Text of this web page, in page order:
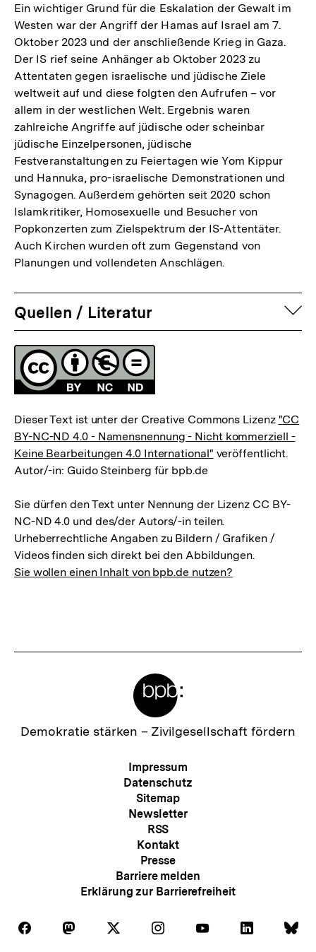
Ein wichtiger Grund für die Eskalation der Gewalt im
Westen war der Angriff der Hamas auf Israel am 7.
Oktober 2023 und der anschließende Krieg in Gaza.
Der IS rief seine Anhänger ab Oktober 2023 zu
Attentaten gegen israelische und jüdische Ziele
weltweit auf und diese folgten den Aufrufen – vor
allem in der westlichen Welt. Ergebnis waren
zahlreiche Angriffe auf jüdische oder scheinbar
jüdische Einzelpersonen, jüdische
Festveranstaltungen zu Feiertagen wie Yom Kippur
und Hannuka, pro-israelische Demonstrationen und
Synagogen. Außerdem gehörten seit 2020 schon
Islamkritiker, Homosexuelle und Besucher von
Popkonzerten zum Zielspektrum der IS-Attentäter.
Auch Kirchen wurden oft zum Gegenstand von
Planungen und vollendeten Anschlägen.
Quellen / Literatur
Fussnoten
Lizenz
Dieser Text ist unter der Creative Commons Lizenz "CC
BY-NC-ND 4.0 - Namensnennung - Nicht kommerziell -
Keine Bearbeitungen 4.0 International" veröffentlicht.
Autor/-in: Guido Steinberg für bpb.de
Sie dürfen den Text unter Nennung der Lizenz CC BY-
NC-ND 4.0 und des/der Autors/-in teilen.
Urheberrechtliche Angaben zu Bildern / Grafiken /
Videos finden sich direkt bei den Abbildungen.
Sie wollen einen Inhalt von bpb.de nutzen?
Zur
Demokratie stärken – Zivilgesellschaft fördern
Meta-
Navigation
Impressum
Datenschutz
Sitemap
Newsletter
RSS
Kontakt
Presse
Barriere melden
Erklärung zur Barrierefreiheit
Folgen
Auf
Folgen Folgen Folgen
Auf
Folgen Folgen